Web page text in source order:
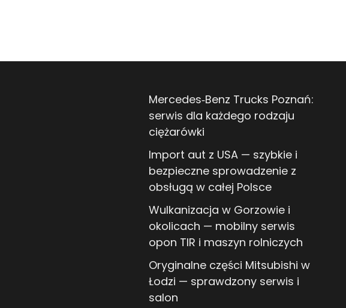
Mercedes‑Benz Trucks Poznań:
serwis dla każdego rodzaju
ciężarówki
Import aut z USA — szybkie i
bezpieczne sprowadzenie z
obsługą w całej Polsce
Wulkanizacja w Gorzowie i
okolicach — mobilny serwis
opon TIR i maszyn rolniczych
Oryginalne części Mitsubishi w
Łodzi — sprawdzony serwis i
salon